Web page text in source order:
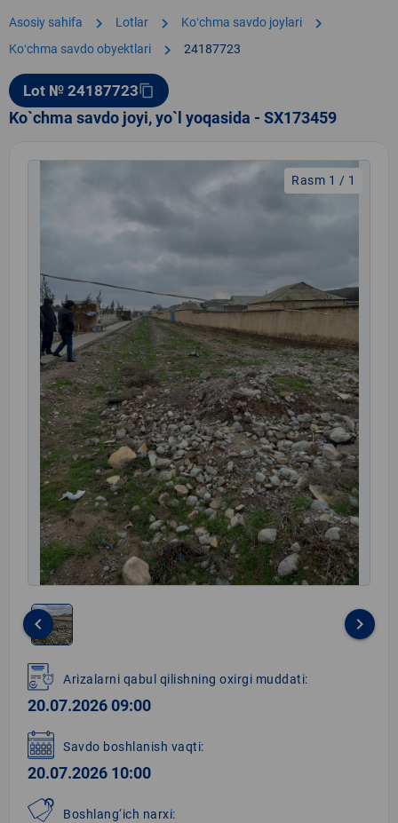
Asosiy sahifa chevron_right Lotlar chevron_right Koʻchma savdo joylari chevron_right
Koʻchma savdo obyektlari chevron_right 24187723
Lot № 24187723content_copy
Ko`chma savdo joyi, yo`l yoqasida - SX173459
Rasm 1 / 1
1
of
1
keyboard_arrow_left keyboard_arrow_right
Arizalarni qabul qilishning oxirgi muddati:
20.07.2026 09:00
Savdo boshlanish vaqti:
20.07.2026 10:00
Boshlang‘ich narxi: